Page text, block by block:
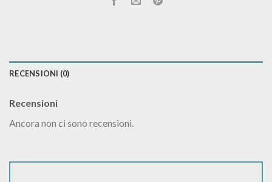
RECENSIONI (0)
Recensioni
Ancora non ci sono recensioni.